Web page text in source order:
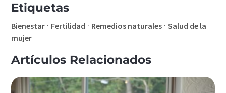
Etiquetas
Bienestar · Fertilidad · Remedios naturales ·Salud de la
mujer
Artículos Relacionados